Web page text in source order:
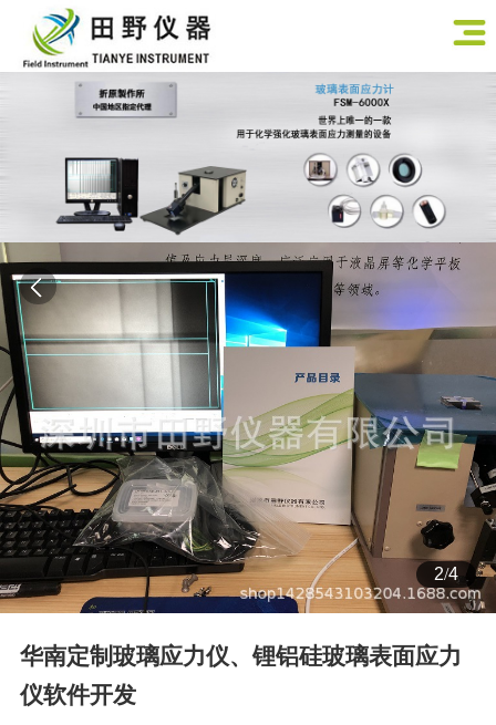
2/4
华南定制玻璃应力仪、锂铝硅玻璃表面应力
仪软件开发